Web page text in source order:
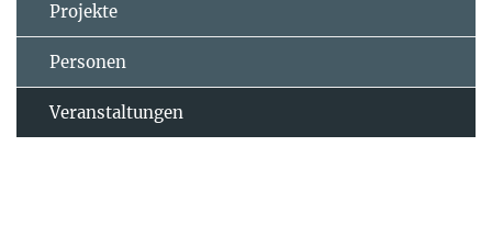
Projekte
Personen
Veranstaltungen